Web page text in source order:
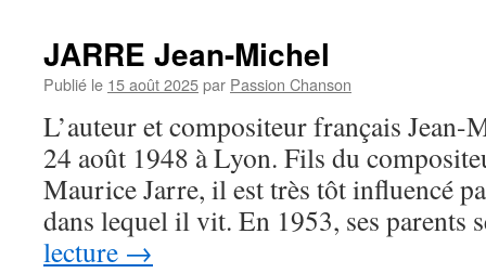
JARRE Jean-Michel
Publié le 15 août 2025par Passion Chanson
L’auteur et compositeur français
24 août 1948 à Lyon. Fils du
Maurice Jarre, il est très tôt influencé
dans lequel il vit. En 1953, ses
lecture →